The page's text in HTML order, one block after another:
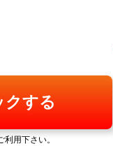
クする
利用下さい。